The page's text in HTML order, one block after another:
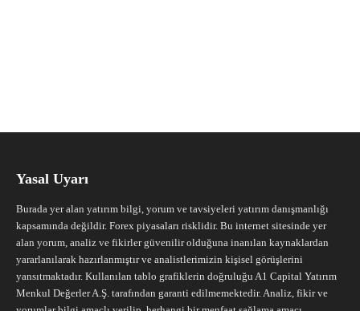
Yasal Uyarı
Burada yer alan yatırım bilgi, yorum ve tavsiyeleri yatırım danışmanlığı
kapsamında değildir. Forex piyasaları risklidir. Bu internet sitesinde yer
alan yorum, analiz ve fikirler güvenilir olduğuna inanılan kaynaklardan
yararlanılarak hazırlanmıştır ve analistlerimizin kişisel görüşlerini
yansıtmaktadır. Kullanılan tablo grafiklerin doğruluğu A1 Capital Yatırım
Menkul Değerler A.Ş. tarafından garanti edilmemektedir. Analiz, fikir ve